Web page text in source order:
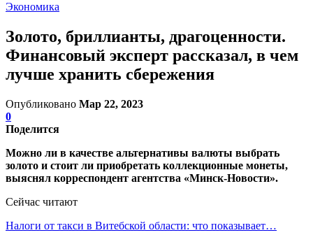
Экономика
Золото, бриллианты, драгоценности.
Финансовый эксперт рассказал, в чем
лучше хранить сбережения
Опубликовано Мар 22, 2023
0
Поделится
Можно ли в качестве альтернативы валюты выбрать
золото и стоит ли приобретать коллекционные монеты,
выяснял корреспондент агентства «Минск-Новости».
Сейчас читают
Налоги от такси в Витебской области: что показывает…